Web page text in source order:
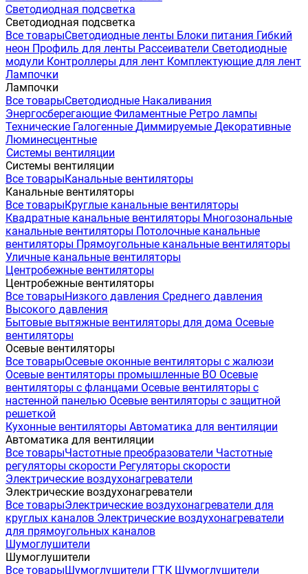
Светодиодная подсветка
Светодиодная подсветка
Все товарыСветодиодные ленты Блоки питания Гибкий
неон Профиль для ленты Рассеиватели Светодиодные
модули Контроллеры для лент Комплектующие для лент
Лампочки
Лампочки
Все товарыСветодиодные Накаливания
Энергосберегающие Филаментные Ретро лампы
Технические Галогенные Диммируемые Декоративные
Люминесцентные
Системы вентиляции
Системы вентиляции
Все товарыКанальные вентиляторы
Канальные вентиляторы
Все товарыКруглые канальные вентиляторы
Квадратные канальные вентиляторы Многозональные
канальные вентиляторы Потолочные канальные
вентиляторы Прямоугольные канальные вентиляторы
Уличные канальные вентиляторы
Центробежные вентиляторы
Центробежные вентиляторы
Все товарыНизкого давления Среднего давления
Высокого давления
Бытовые вытяжные вентиляторы для дома Осевые
вентиляторы
Осевые вентиляторы
Все товарыОсевые оконные вентиляторы с жалюзи
Осевые вентиляторы промышленные ВО Осевые
вентиляторы с фланцами Осевые вентиляторы с
настенной панелью Осевые вентиляторы с защитной
решеткой
Кухонные вентиляторы Автоматика для вентиляции
Автоматика для вентиляции
Все товарыЧастотные преобразователи Частотные
регуляторы скорости Регуляторы скорости
Электрические воздухонагреватели
Электрические воздухонагреватели
Все товарыЭлектрические воздухонагреватели для
круглых каналов Электрические воздухонагреватели
для прямоугольных каналов
Шумоглушители
Шумоглушители
Все товарыШумоглушители ГТК Шумоглушители